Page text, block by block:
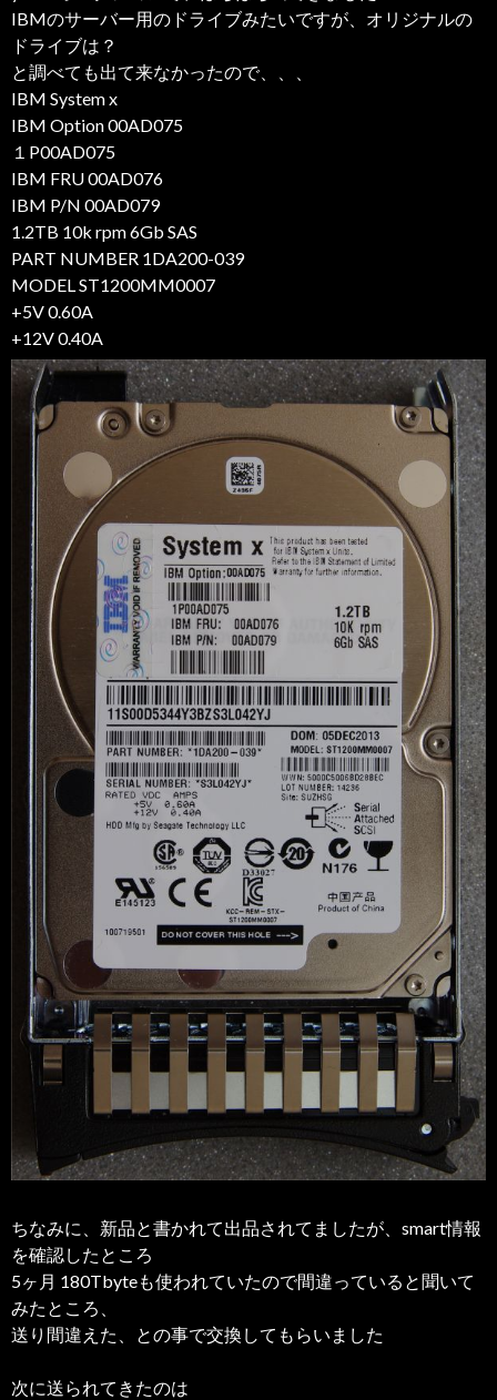
IBMのサーバー用のドライブみたいですが、オリジナルの
ドライブは？
と調べても出て来なかったので、、、
IBM System x
IBM Option 00AD075
１P00AD075
IBM FRU 00AD076
IBM P/N 00AD079
1.2TB 10k rpm 6Gb SAS
PART NUMBER 1DA200-039
MODEL ST1200MM0007
+5V 0.60A
+12V 0.40A
ちなみに、新品と書かれて出品されてましたが、smart情報
を確認したところ
5ヶ月 180Tbyteも使われていたので間違っていると聞いて
みたところ、
送り間違えた、との事で交換してもらいました
次に送られてきたのは